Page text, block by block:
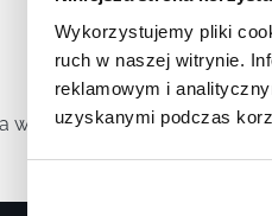
Wykorzystujemy pliki
ruch w naszej witrynie.
reklamowym i
uzyskanymi podczas
Video
w formacie video.